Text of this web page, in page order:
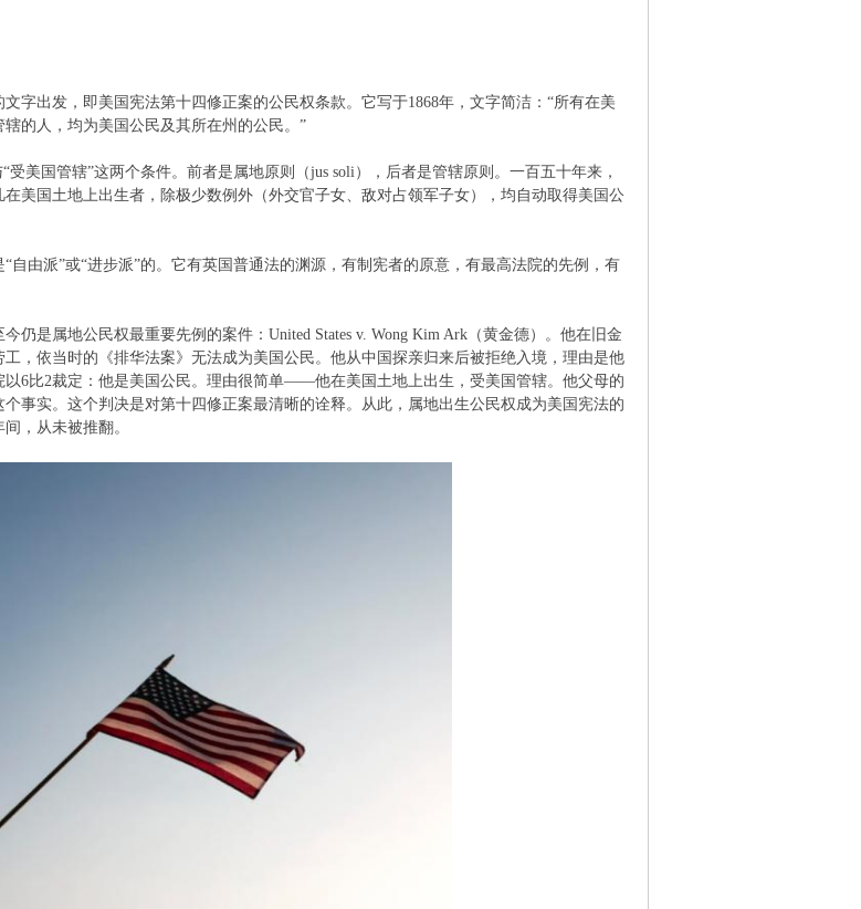
字出发，即美国宪法第十四修正案的公民权条款。它写于1868年，文字简洁：“所有在美
的人，均为美国公民及其所在州的公民。”
受美国管辖”这两个条件。前者是属地原则（jus soli），后者是管辖原则。一百五十年来，
美国土地上出生者，除极少数例外（外交官子女、敌对占领军子女），均自动取得美国公
自由派”或“进步派”的。它有英国普通法的渊源，有制宪者的原意，有最高法院的先例，有
仍是属地公民权最重要先例的案件：United States v. Wong Kim Ark（黄金德）。他在旧金
，依当时的《排华法案》无法成为美国公民。他从中国探亲归来后被拒绝入境，理由是他
以6比2裁定：他是美国公民。理由很简单——他在美国土地上出生，受美国管辖。他父母的
个事实。这个判决是对第十四修正案最清晰的诠释。从此，属地出生公民权成为美国宪法的
，从未被推翻。